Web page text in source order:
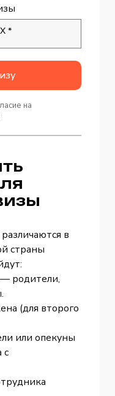
*
на
в
страны
родители,
(для второго
или опекуны
с